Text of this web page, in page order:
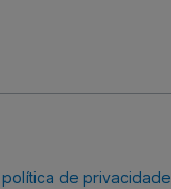
política de privacidade